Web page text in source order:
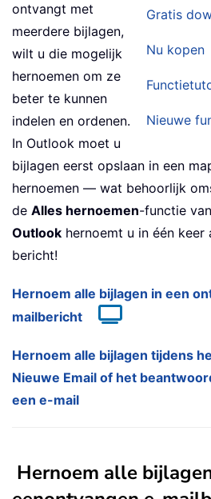
Gratis
Nu kopen
Nieuwe
ontvangt met
meerdere bijlagen,
wilt u die mogelijk
hernoemen om ze
beter te kunnen
indelen en ordenen.
In Outlook moet u
bijlagen eerst opslaan in een
hernoemen — wat behoorlijk
de Alles hernoemen-functie van
Outlook hernoemt u in één keer
bericht!
Hernoem alle bijlagen in een
mailbericht
Hernoem alle bijlagen tijdens
Nieuwe Email of het
een e-mail
Hernoem alle